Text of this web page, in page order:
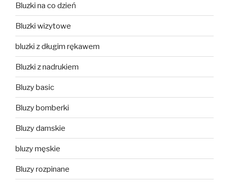
Bluzki na co dzień
Bluzki wizytowe
bluzki z długim rękawem
Bluzki z nadrukiem
Bluzy basic
Bluzy bomberki
Bluzy damskie
bluzy męskie
Bluzy rozpinane